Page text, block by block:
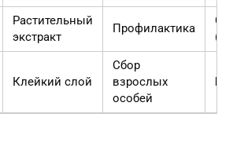
Растительный
экстракт
Профилактика
Клейкий слой
Сбор
взрослых
особей